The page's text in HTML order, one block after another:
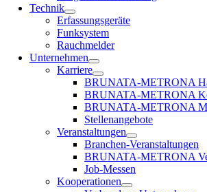
Technik
Erfassungsgeräte
Funksystem
Rauchmelder
Unternehmen
Karriere
BRUNATA-METRONA
BRUNATA-METRONA
BRUNATA-METRONA
Stellenangebote
Veranstaltungen
Branchen-Veranstaltungen
BRUNATA-METRONA
Job-Messen
Kooperationen